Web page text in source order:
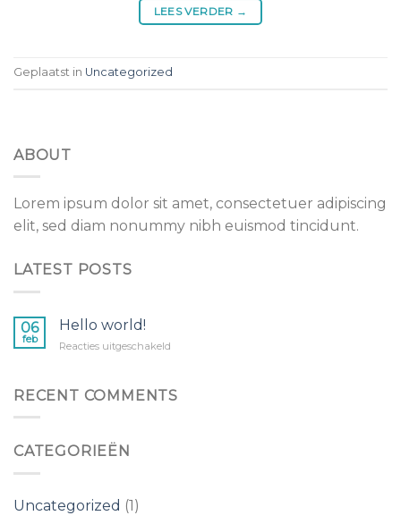
LEES VERDER →
Geplaatst in Uncategorized
ABOUT
Lorem ipsum dolor sit amet, consectetuer adipiscing
elit, sed diam nonummy nibh euismod tincidunt.
LATEST POSTS
06
feb
Hello world!
Reacties uitgeschakeld
RECENT COMMENTS
CATEGORIEËN
Uncategorized (1)